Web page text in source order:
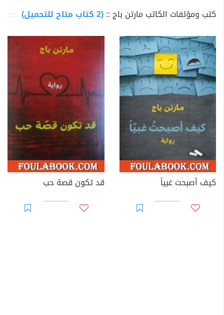
كتب ومؤلفات الكاتب مارتن باج ::(2 كتاب متاح للتحميل)
كيف أصبحت غبياً قد تكون قصة حب